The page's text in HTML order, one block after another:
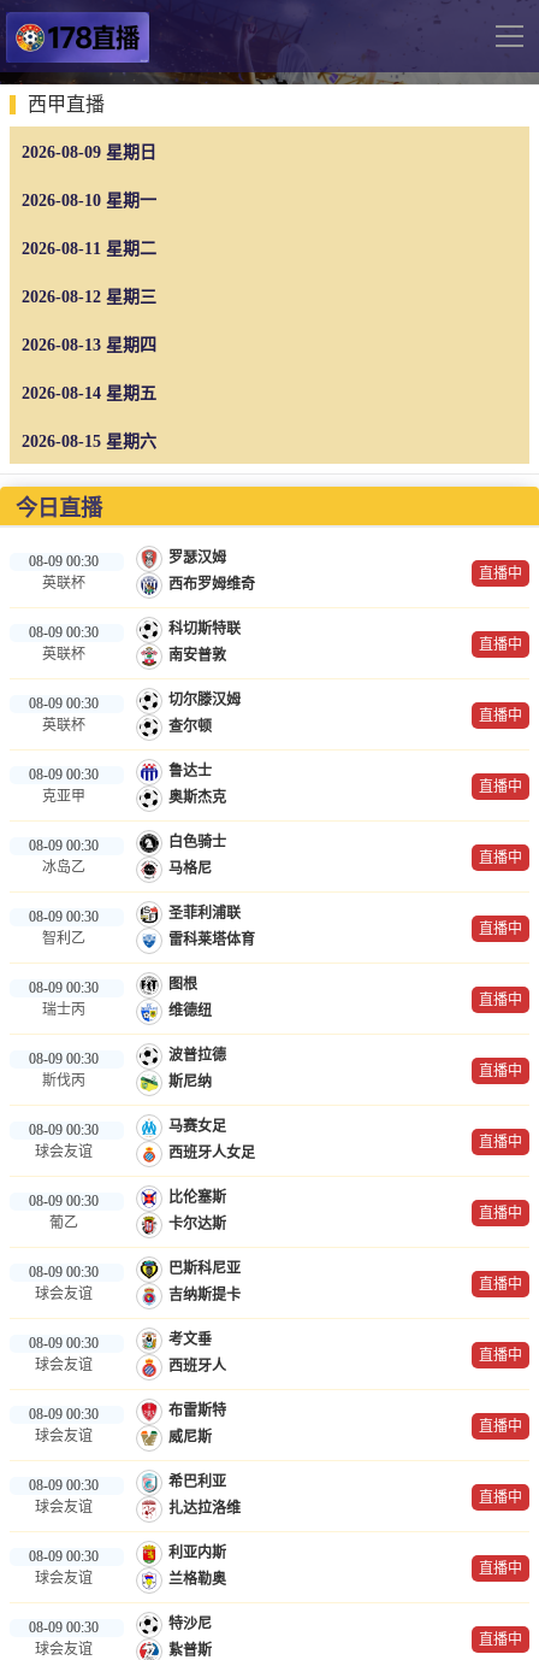
导
网站首页
足球直播
英超
德甲
法甲
欧冠杯
中超
篮球直播
NBA
CBA
足球录像
西甲直播
2026-08-09 星期日
2026-08-10 星期一
2026-08-11 星期二
2026-08-12 星期三
2026-08-13 星期四
2026-08-14 星期五
2026-08-15 星期六
今日直播
08-09 00:30
英联杯
罗瑟汉姆
西布罗姆维奇
直播中
08-09 00:30
英联杯
科切斯特联
南安普敦
直播中
08-09 00:30
英联杯
切尔滕汉姆
查尔顿
直播中
08-09 00:30
克亚甲
鲁达士
奥斯杰克
直播中
08-09 00:30
冰岛乙
白色骑士
马格尼
直播中
08-09 00:30
智利乙
圣菲利浦联
雷科莱塔体育
直播中
08-09 00:30
瑞士丙
图根
维德纽
直播中
08-09 00:30
斯伐丙
波普拉德
斯尼纳
直播中
08-09 00:30
球会友谊
马赛女足
西班牙人女足
直播中
08-09 00:30
葡乙
比伦塞斯
卡尔达斯
直播中
08-09 00:30
球会友谊
巴斯科尼亚
吉纳斯提卡
直播中
08-09 00:30
球会友谊
考文垂
西班牙人
直播中
08-09 00:30
球会友谊
布雷斯特
威尼斯
直播中
08-09 00:30
球会友谊
希巴利亚
扎达拉洛维
直播中
08-09 00:30
球会友谊
利亚内斯
兰格勒奥
直播中
08-09 00:30
球会友谊
特沙尼
紥普斯
直播中